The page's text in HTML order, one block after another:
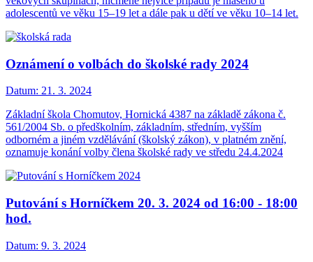
adolescentů ve věku 15–19 let a dále pak u dětí ve věku 10–14 let.
Oznámení o volbách do školské rady 2024
Datum: 21. 3. 2024
Základní škola Chomutov, Hornická 4387 na základě zákona č.
561/2004 Sb. o předškolním, základním, středním, vyšším
odborném a jiném vzdělávání (školský zákon), v platném znění,
oznamuje konání volby člena školské rady ve středu 24.4.2024
Putování s Horníčkem 20. 3. 2024 od 16:00 - 18:00
hod.
Datum: 9. 3. 2024